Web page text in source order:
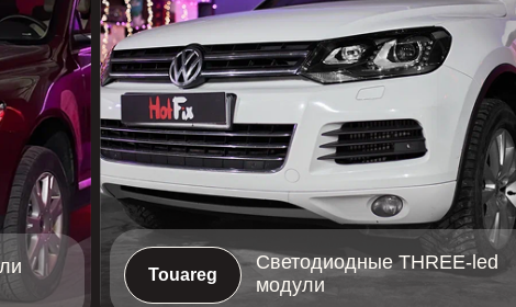
Светодиодные THREE-led
модули
Touareg